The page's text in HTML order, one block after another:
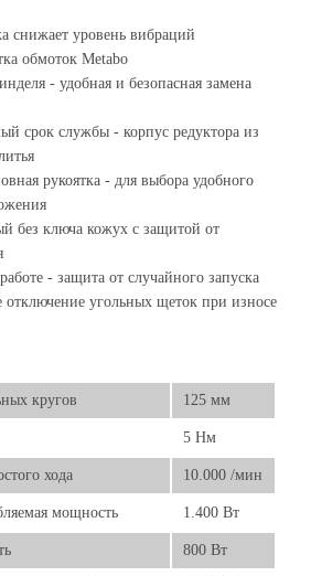
снижает уровень вибраций
обмоток Metabo
- удобная и безопасная замена
срок службы - корпус редуктора из
рукоятка - для выбора удобного
без ключа кожух с защитой от
- защита от случайного запуска
отключение угольных щеток при износе
кругов 125 мм
5 Нм
хода 10.000 /мин
мощность 1.400 Вт
800 Вт